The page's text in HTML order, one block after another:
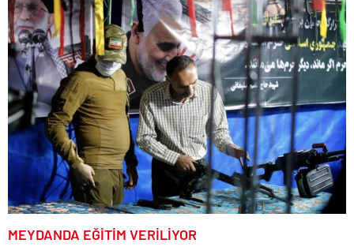
MEYDANDA EĞİTİM VERİLİYOR